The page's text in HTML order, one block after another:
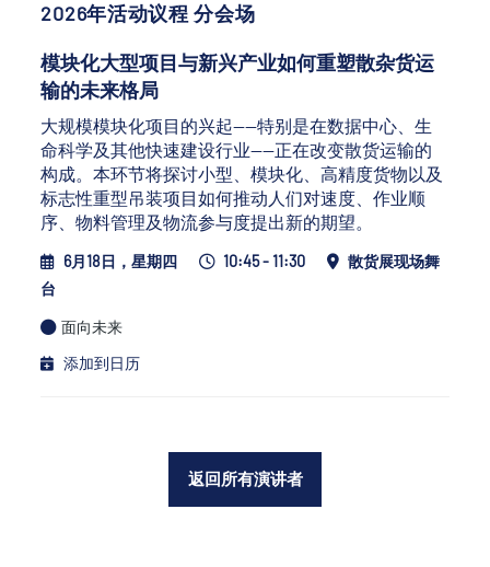
2026年活动议程 分会场
模块化大型项目与新兴产业如何重塑散杂货运
输的未来格局
大规模模块化项目的兴起——特别是在数据中心、生
命科学及其他快速建设行业——正在改变散货运输的
构成。本环节将探讨小型、模块化、高精度货物以及
标志性重型吊装项目如何推动人们对速度、作业顺
序、物料管理及物流参与度提出新的期望。
6月18日，星期四 10:45 - 11:30
散货展现场舞
台
面向未来
添加到日历
返回所有演讲者